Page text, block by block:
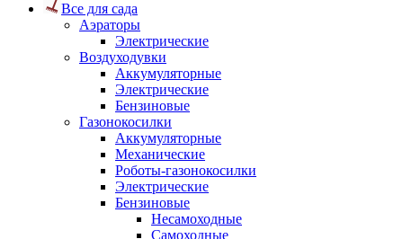
Все для сада
Аэраторы
Электрические
Воздуходувки
Аккумуляторные
Электрические
Бензиновые
Газонокосилки
Аккумуляторные
Механические
Роботы-газонокосилки
Электрические
Бензиновые
Несамоходные
Самоходные